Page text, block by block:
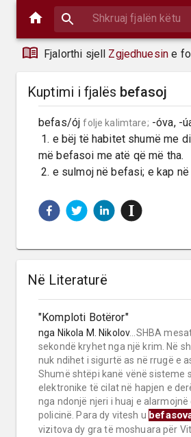
Fjalorthi sjell Zgjedhuesin e
Kuptimi i fjalës befasoj
befas/ój folje kalimtare; -óva, -
më befasoi me atë që më tha.
2. e sulmoj në befasi; e kap
Në Literaturë
"Komploti Botëror"
nga Nikola M. Nikolov...SHBA
sekondë kryhet nga një krim. Në
nuk ndihet i sigurtë as në rrugë e
Shumë shtëpi kanë vënë sisteme
elektronike të cilat në hapjen e
nga ndonjë njeri i huaj e
policinë. Para dy vitesh u
vizitova dy gra të moshuara për